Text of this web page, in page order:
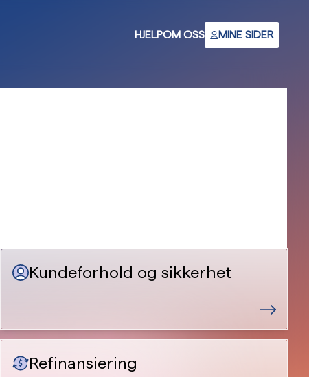
HJELPOM OSS MINE SIDER
Kundeforhold og sikkerhet
Refinansiering